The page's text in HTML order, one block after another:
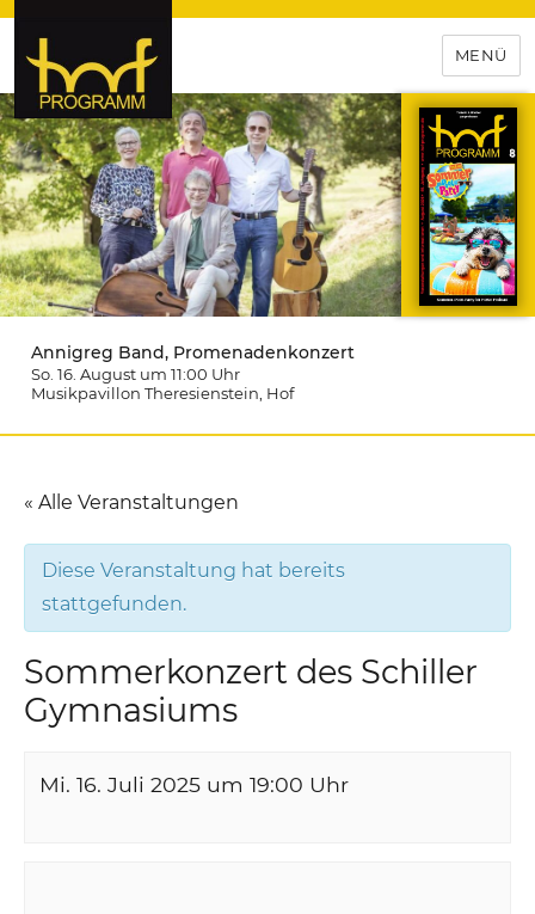
hof-programm – das
Veranstaltungsportal für
Hochfranken
MENÜ
Annigreg Band, Promenadenkonzert
So. 16. August um 11:00 Uhr
Musikpavillon Theresienstein , Hof
« Alle Veranstaltungen
Diese Veranstaltung hat bereits
stattgefunden.
Sommerkonzert des Schiller
Gymnasiums
Mi. 16. Juli 2025 um 19:00 Uhr